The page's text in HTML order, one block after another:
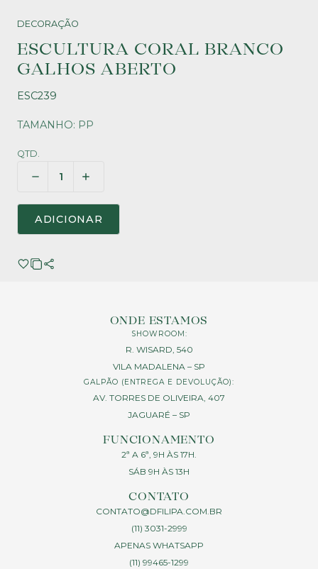
DECORAÇÃO
ESCULTURA CORAL BRANCO
GALHOS ABERTO
ESC239
TAMANHO: PP
QTD.
ADICIONAR
ONDE ESTAMOS
SHOWROOM:
R. WISARD, 540
VILA MADALENA – SP
GALPÃO (ENTREGA E DEVOLUÇÃO):
AV. TORRES DE OLIVEIRA, 407
JAGUARÉ – SP
FUNCIONAMENTO
2ª A 6ª, 9H ÀS 17H.
SÁB 9H ÀS 13H
CONTATO
CONTATO@DFILIPA.COM.BR
(11) 3031-2999
APENAS WHATSAPP
(11) 99465-1299